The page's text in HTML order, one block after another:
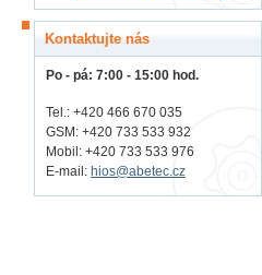
Kontaktujte nás
Po - pá: 7:00 - 15:00 hod.
Tel.: +420 466 670 035
GSM: +420 733 533 932
Mobil: +420 733 533 976
E-mail: hios@abetec.cz